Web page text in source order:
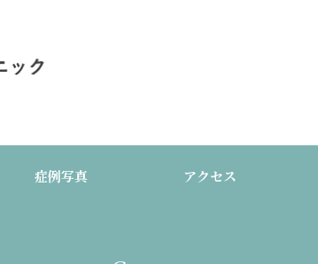
症例写真 アクセス